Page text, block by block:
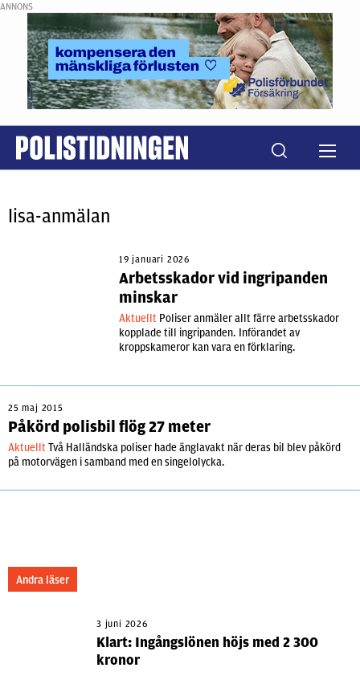
ANNONS
lisa-anmälan
19 januari 2026
Arbetsskador vid ingripanden
minskar
Aktuellt Poliser anmäler allt färre arbetsskador
kopplade till ingripanden. Införandet av
kroppskameror kan vara en förklaring.
25 maj 2015
Påkörd polisbil flög 27 meter
Aktuellt Två Halländska poliser hade änglavakt när deras bil blev påkörd
på motorvägen i samband med en singelolycka.
Andra läser
3 juni 2026
Klart: Ingångslönen höjs med 2 300
kronor